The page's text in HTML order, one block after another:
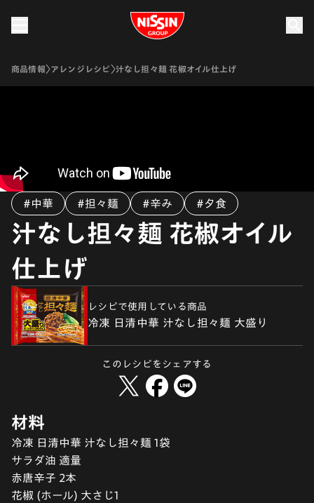
Nissin Group
商品情報 アレンジレシピ 汁なし担々麺 花椒オイル仕上げ
#中華 #担々麺 #辛み #夕食
汁なし担々麺 花椒オイル
仕上げ
レシピで使用している商品
冷凍 日清中華 汁なし担々麺 大盛り
このレシピをシェアする
材料
冷凍 日清中華 汁なし担々麺 1袋
サラダ油 適量
赤唐辛子 2本
花椒 (ホール) 大さじ1